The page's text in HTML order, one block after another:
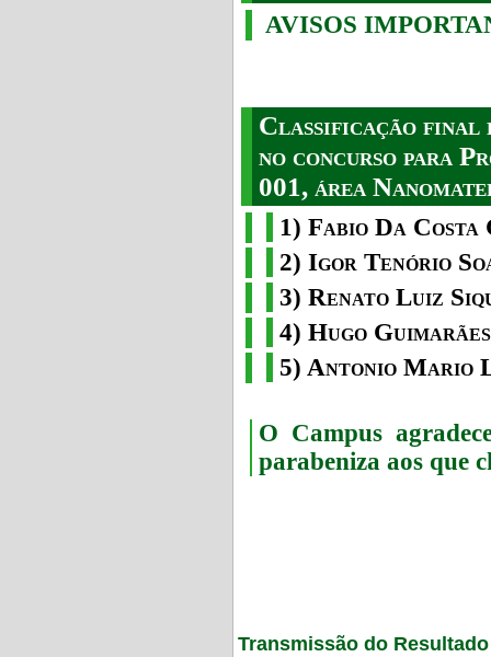
AVISOS
Classificação final
no concurso para
001, área
1) Fabio Da
2) Igor Tenório
3) Renato Luiz
4) Hugo
5) Antonio Mario
O Campus
parabeniza aos que
Transmissão do